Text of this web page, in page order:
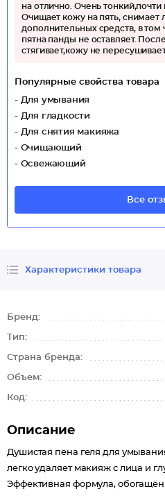
на отлично. Очень
Очищает кожу на пять, снимает
дополнительных средств, в том
пятна панды не оставляет.
стягивает,кожу не
Популярные свойства товара
- Для умывания
- Для гладкости
- Для снятия макияжа
- Очищающий
- Освежающий
Все
Характеристики товара
Бренд:
Тип:
Страна бренда:
Объем:
Код:
Описание
Душистая пена геля для
легко удаляет макияж с лица и
Эффективная формула,